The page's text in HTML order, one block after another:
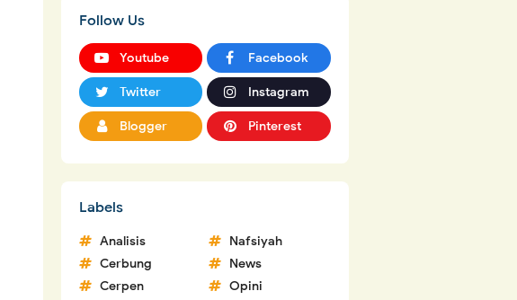
Follow Us
Youtube Facebook
Twitter Instagram
Blogger Pinterest
Labels
Analisis
Cerbung
Cerpen
Nafsiyah
News
Opini